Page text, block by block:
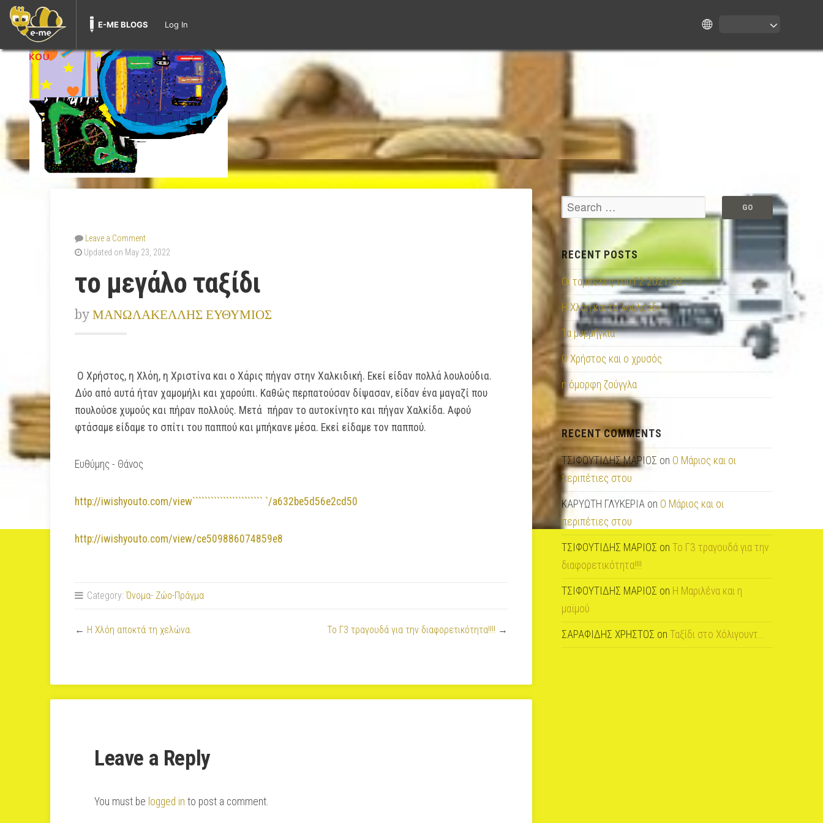
E-ME BLOGS Log In
Leave a Comment
Updated on May 23, 2022
το μεγάλο ταξίδι
by ΜΑΝΩΛΑΚΕΛΛΗΣ ΕΥΘΥΜΙΟΣ
Ο Χρήστος, η Χλόη, η Χριστίνα και ο Χάρις πήγαν στην Χαλκιδική. Εκεί είδαν πολλά λουλούδια.
Δύο από αυτά ήταν χαμομήλι και χαρούπι. Καθώς περπατούσαν δίψασαν, είδαν ένα μαγαζί που
πουλούσε χυμούς και πήραν πολλούς. Μετά πήραν το αυτοκίνητο και πήγαν Χαλκίδα. Αφού
φτάσαμε είδαμε το σπίτι του παππού και μπήκανε μέσα. Εκεί είδαμε τον παππού.
Ευθύμης - Θάνος
http://iwishyouto.com/view``````````````````````` `/a632be5d56e2cd50
http://iwishyouto.com/view/ce509886074859e8
Category: Όνομα- Ζώο-Πράγμα
← H Χλόη αποκτά τη χελώνα. To Γ3 τραγουδά για την διαφορετικότητα!!!! →
Leave a Reply
You must be logged in to post a comment.
RECENT POSTS
Οι ταμπέλες του Γ2 2021-22
Η Χλόη και το λουλούδι
Τα μυρμήγκια
Ο Χρήστος και ο χρυσός
η όμορφη ζούγγλα
RECENT COMMENTS
ΤΣΙΦΟΥΤΙΔΗΣ ΜΑΡΙΟΣ on O Μάριος και οι
περιπέτιες στου
ΚΑΡΥΩΤΗ ΓΛΥΚΕΡΙΑ on O Μάριος και οι
περιπέτιες στου
ΤΣΙΦΟΥΤΙΔΗΣ ΜΑΡΙΟΣ onTo Γ3 τραγουδά για την
διαφορετικότητα!!!!
ΤΣΙΦΟΥΤΙΔΗΣ ΜΑΡΙΟΣ on Η Μαριλένα και η
μαϊμού
ΣΑΡΑΦΙΔΗΣ ΧΡΗΣΤΟΣ onΤαξίδι στο Χόλιγουντ…